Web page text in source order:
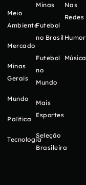
Meio
Ambiente
Mercado
Minas
Gerais
Mundo
Política
Tecnologia
Minas
Futebol
no Brasil
Futebol
no
Mundo
Mais
Esportes
Seleção
Brasileira
Nas
Redes
Humor
Música